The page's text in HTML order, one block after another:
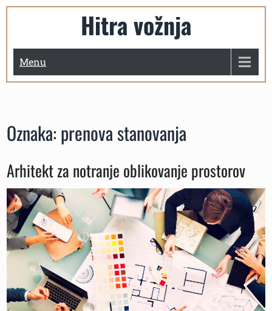
Skip
Hitra vožnja
Menu
Oznaka: prenova stanovanja
Arhitekt za notranje oblikovanje prostorov